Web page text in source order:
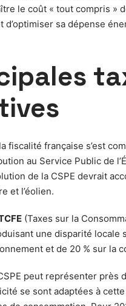
le coût « tout compris »
d’optimiser sa dépense
fiscalité française s’est
au Service Public de
de la CSPE devrait
et l’éolien.
(Taxes sur la
une disparité locale
et de 20 % sur
peut représenter près
se sont adaptées à